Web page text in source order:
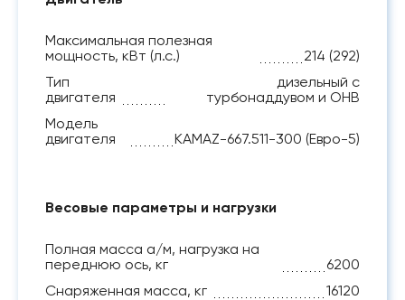
Максимальная полезная
мощность, кВт (л.с.)
214 (292)
Тип
двигателя
дизельный с
турбонаддувом и ОНВ
Модель
двигателя
KAMAZ-667.511-300 (Евро-5)
Весовые параметры и нагрузки
Полная масса а/м, нагрузка на
переднюю ось, кг
6200
Снаряженная масса, кг
16120